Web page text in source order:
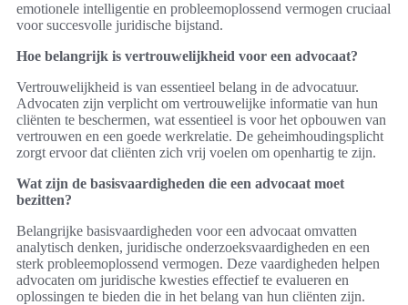
emotionele intelligentie en probleemoplossend vermogen cruciaal
voor succesvolle juridische bijstand.
Hoe belangrijk is vertrouwelijkheid voor een advocaat?
Vertrouwelijkheid is van essentieel belang in de advocatuur.
Advocaten zijn verplicht om vertrouwelijke informatie van hun
cliënten te beschermen, wat essentieel is voor het opbouwen van
vertrouwen en een goede werkrelatie. De geheimhoudingsplicht
zorgt ervoor dat cliënten zich vrij voelen om openhartig te zijn.
Wat zijn de basisvaardigheden die een advocaat moet
bezitten?
Belangrijke basisvaardigheden voor een advocaat omvatten
analytisch denken, juridische onderzoeksvaardigheden en een
sterk probleemoplossend vermogen. Deze vaardigheden helpen
advocaten om juridische kwesties effectief te evalueren en
oplossingen te bieden die in het belang van hun cliënten zijn.